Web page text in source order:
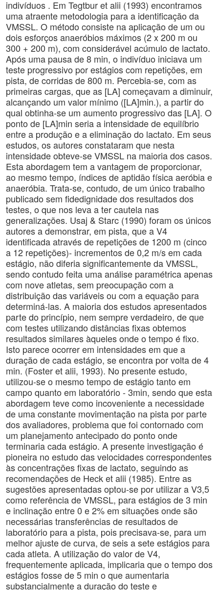
indivíduos . Em Tegtbur et alii (1993) encontramos
uma atraente metodologia para a identificação da
VMSSL. O método consiste na aplicação de um ou
dois esforços anaeróbios máximos (2 x 200 m ou
300 + 200 m), com considerável acúmulo de lactato.
Após uma pausa de 8 min, o indivíduo iniciava um
teste progressivo por estágios com repetições, em
pista, de corridas de 800 m. Percebia-se, com as
primeiras cargas, que as [LA] começavam a diminuir,
alcançando um valor mínimo ([LA]min.), a partir do
qual obtinha-se um aumento progressivo das [LA]. O
ponto de [LA]min seria a intensidade de equilíbrio
entre a produção e a eliminação do lactato. Em seus
estudos, os autores constataram que nesta
intensidade obteve-se VMSSL na maioria dos casos.
Esta abordagem tem a vantagem de proporcionar,
ao mesmo tempo, índices de aptidão física aeróbia e
anaeróbia. Trata-se, contudo, de um único trabalho
publicado sem fidedignidade dos resultados dos
testes, o que nos leva a ter cautela nas
generalizações. Usaj & Starc (1990) foram os únicos
autores a demonstrar, em pista, que a V4
identificada através de repetições de 1200 m (cinco
a 12 repetições)- incrementos de 0,2 m/s em cada
estágio, não diferia significantemente da VMSSL,
sendo contudo feita uma análise paramétrica apenas
com nove atletas, sem preocupação com a
distribuição das variáveis ou com a equação para
determiná-las. A maioria dos estudos apresentados
parte do princípio, nem sempre verdadeiro, de que
com testes utilizando distâncias fixas obtemos
resultados similares àqueles onde o tempo é fixo.
Isto parece ocorrer em intensidades em que a
duração de cada estágio, se encontra por volta de 4
min. (Foster et alii, 1993). No presente estudo,
utilizou-se o mesmo tempo de estágio tanto em
campo quanto em laboratório - 3min, sendo que esta
abordagem teve como incoveniente a necessidade
de uma constante movimentação na pista por parte
dos avaliadores, problema que foi contornado com
um planejamento antecipado do ponto onde
terminaria cada estágio. A presente investigação é
pioneira no estudo das velocidades correspondentes
às concentrações fixas de lactato, seguindo as
recomendações de Heck et alii (1985). Entre as
sugestões apresentadas optou-se por utilizar a V3,5
como referência de VMSSL, para estágios de 3 min
e inclinação entre 0 e 2% em situações onde são
necessárias transferências de resultados de
laboratório para a pista, pois precisava-se, para um
melhor ajuste de curva, de seis a sete estágios para
cada atleta. A utilização do valor de V4,
frequentemente aplicada, implicaria que o tempo dos
estágios fosse de 5 min o que aumentaria
substancialmente a duração do teste e